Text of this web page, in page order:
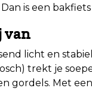
is een
van
licht en
trekt je
gordels. Met